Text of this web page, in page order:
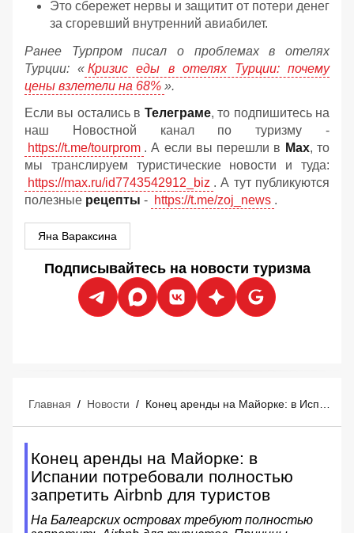
Это сбережет нервы и защитит от потери денег
за сгоревший внутренний авиабилет.
Ранее Турпром писал о проблемах в отелях
Турции: « Кризис еды в отелях Турции: почему
цены взлетели на 68% ».
Если вы остались в Телеграме, то подпишитесь на
наш Новостной канал по туризму -
https://t.me/tourprom . А если вы перешли в Мах, то
мы транслируем туристические новости и туда:
https://max.ru/id7743542912_biz . А тут публикуются
полезные рецепты - https://t.me/zoj_news .
Яна Вараксина
Подписывайтесь на новости туризма
Главная / Новости / Конец аренды на Майорке: в Испании потребовали полностью запретить Airbnb для туристов
Конец аренды на Майорке: в
Испании потребовали полностью
запретить Airbnb для туристов
На Балеарских островах требуют полностью